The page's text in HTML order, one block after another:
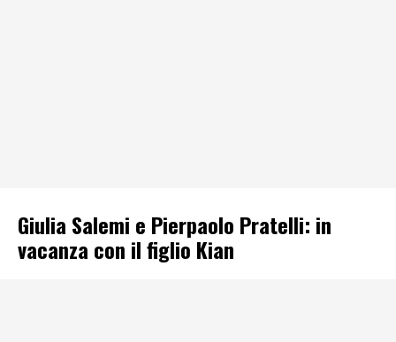
Giulia Salemi e Pierpaolo Pratelli: in
vacanza con il figlio Kian